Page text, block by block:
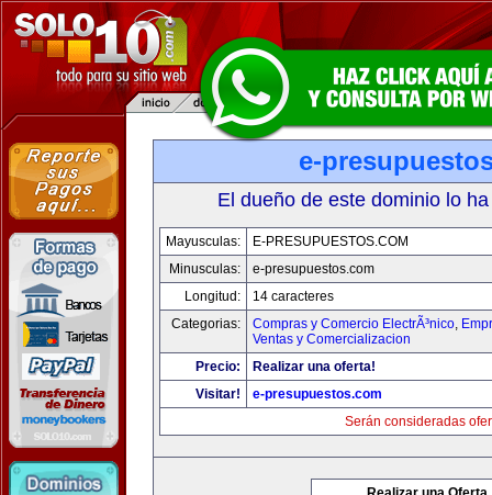
e-
El dueño de este dominio lo
Mayusculas:
E-PRESUPUESTOS.COM
Minusculas:
e-presupuestos.com
Longitud:
14 caracteres
Categorias:
Compras y Comercio ElectrÃ³nico,
Ventas y Comercializacion
Precio:
Realizar una oferta!
Visitar!
e-presupuestos.com
Serán consideradas